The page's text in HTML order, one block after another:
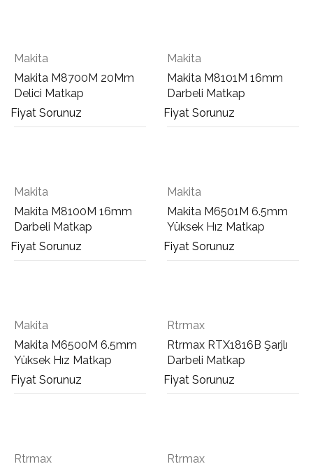
Makita
Makita M8700M 20Mm
Delici Matkap
Fiyat Sorunuz
Makita
Makita M8101M 16mm
Darbeli Matkap
Fiyat Sorunuz
Makita
Makita M8100M 16mm
Darbeli Matkap
Fiyat Sorunuz
Makita
Makita M6501M 6.5mm
Yüksek Hız Matkap
Fiyat Sorunuz
Makita
Makita M6500M 6.5mm
Yüksek Hız Matkap
Fiyat Sorunuz
Rtrmax
Rtrmax RTX1816B Şarjlı
Darbeli Matkap
Fiyat Sorunuz
Rtrmax
Rtrmax